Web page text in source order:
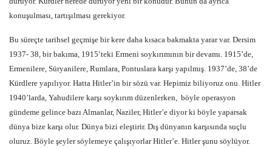
konuşulması, tartışılması gerekiyor.
Bu süreçte tarihsel geçmişe bir kere daha kısaca bakmakta yarar var. Dersim
1937- 38, bir bakıma, 1915’teki Ermeni soykırımının bir devamı. 1915’de,
Ermenilere, Süryanilere, Rumlara, Pontuslara karşı yapılmış. 1937’de, 38’de
Kürdlere yapılıyor. Hatta Hitler’in bir sözü var. Hepimiz biliyoruz onu. Hitler
1940’larda, Yahudilere karşı soykırım düzenlerken, böyle operasyon
gündeme gelince bazı Almanlar, Naziler, Hitler’e diyor ki böyle yaparsak
dünya bize karşı olur. Dünya bizi eleştirir. Dış dünyanın karşısında suçlu
oluruz. Böyle şeyler söylemeye çalışıyorlar Hitler’e. Hitler şunu söylüyor.